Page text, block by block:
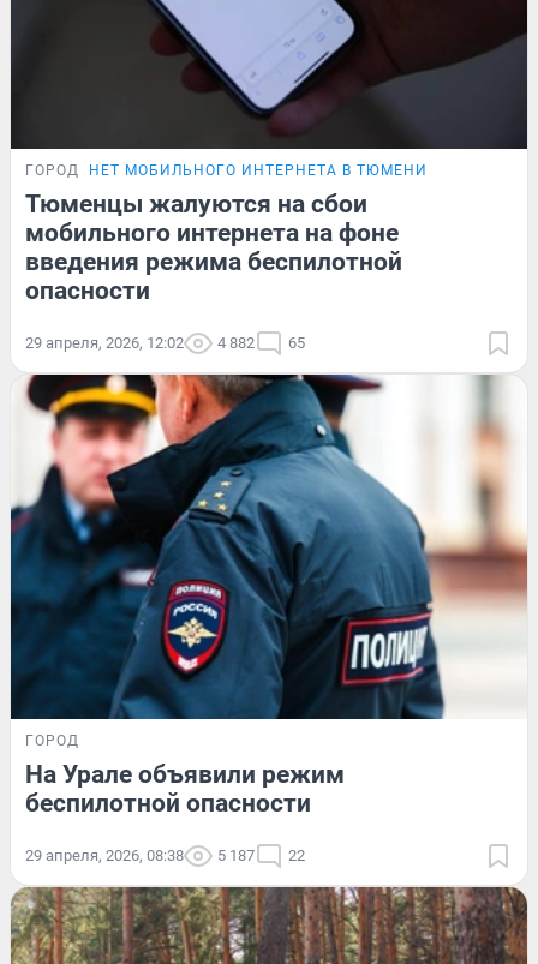
ГОРОД НЕТ МОБИЛЬНОГО ИНТЕРНЕТА В ТЮМЕНИ
Тюменцы жалуются на сбои
мобильного интернета на фоне
введения режима беспилотной
опасности
29 апреля, 2026, 12:02 4 882 65
ГОРОД
На Урале объявили режим
беспилотной опасности
29 апреля, 2026, 08:38 5 187 22